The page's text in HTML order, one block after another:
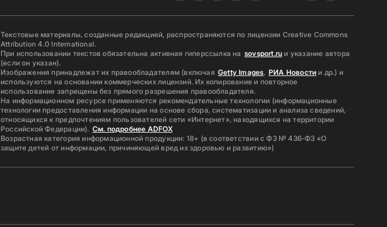
Текстовые материалы, созданные редакцией, распространяются по лицензии Creative Commons
Attribution 4.0 International.
При использовании текстов обязательна активная гиперссылка на sovsport.ru и указание автора
(если он указан).
Изображения принадлежат их правообладателям (включая Getty Images, РИА Новости и др.) и
используются на основании коммерческих лицензий. Их копирование и повторное
использование запрещены без прямого разрешения правообладателя.
На информационном ресурсе применяются рекомендательные технологии (информационные
технологии предоставления информации на основе сбора, систематизации и анализа сведений,
относящихся к предпочтениям пользователей сети «Интернет», находящихся на территории
Российской Федерации). См. подробнее ADFOX
Возрастная категория информационной продукции: 18+ (в соответствии с ФЗ № 436-ФЗ «О
защите детей от информации, причиняющей вред их здоровью и развитию»)